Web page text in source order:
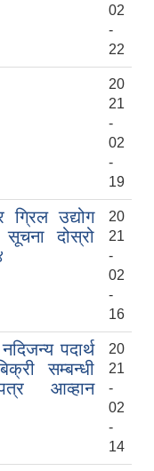
02
-
22
20
21
-
02
-
19
ग्रिल उद्योग
सूचना दोस्रो
20
21
-
02
-
16
पदार्थ
सम्बन्धी
आव्हान
20
21
-
02
-
14